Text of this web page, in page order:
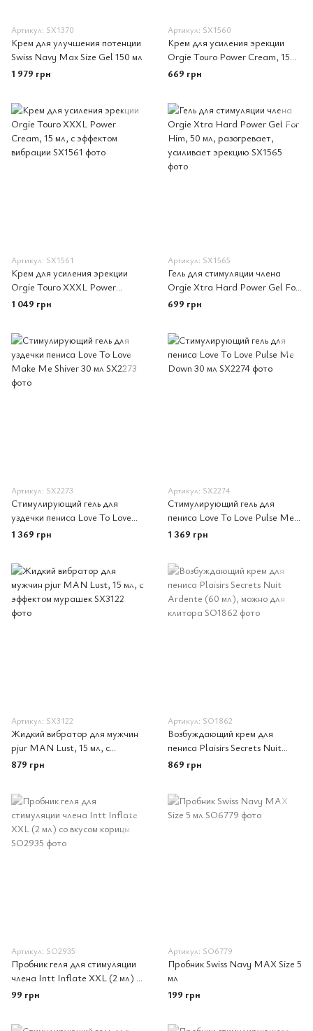
Артикул: SX1370
Крем для улучшения потенции
Swiss Navy Max Size Gel 150 мл
1 979 грн
Артикул: SX1560
Крем для усиления эрекции
Orgie Touro Power Cream, 15
мл, с таурином, гинкго и корнем
женьшеня
669 грн
Артикул: SX1561
Крем для усиления эрекции
Orgie Touro XXXL Power
Cream, 15 мл, с эффектом
вибрации
1 049 грн
Артикул: SX1565
Гель для стимуляции члена
Orgie Xtra Hard Power Gel For
Him, 50 мл, разогревает,
усиливает эрекцию
699 грн
Артикул: SX2273
Стимулирующий гель для
уздечки пениса Love To Love
Make Me Shiver 30 мл
1 369 грн
Артикул: SX2274
Стимулирующий гель для
пениса Love To Love Pulse Me
Down 30 мл
1 369 грн
Артикул: SX3122
Жидкий вибратор для мужчин
pjur MAN Lust, 15 мл, с
эффектом мурашек
879 грн
Артикул: SO1862
Возбуждающий крем для
пениса Plaisirs Secrets Nuit
Ardente (60 мл), можно для
клитора
869 грн
Артикул: SO2935
Пробник геля для стимуляции
члена Intt Inflate XXL (2 мл) со
вкусом корицы
99 грн
Артикул: SO6779
Пробник Swiss Navy MAX Size 5
мл
199 грн